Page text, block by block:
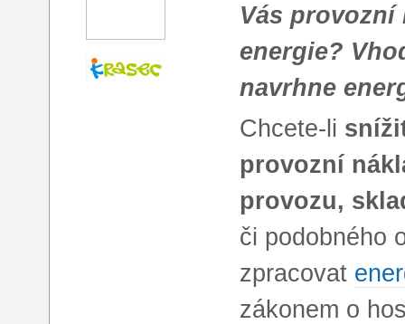
Vás provozní
energie?
navrhne
Chcete-li
provozní
provozu,
či podobného
zpracovat
zákonem o